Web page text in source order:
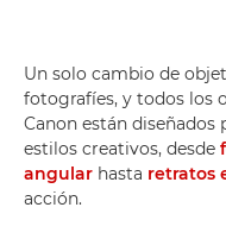
Un solo cambio de
fotografíes, y todos los
Canon están
estilos creativos, desde
angular hasta retratos
acción.